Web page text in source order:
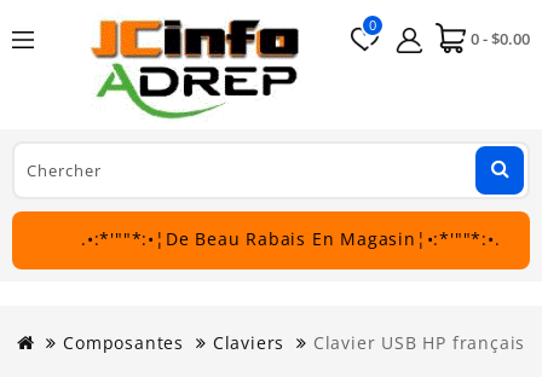
0 - $0.00
0
.•:*'""*:•¦De Beau Rabais En Magasin¦•:*'""*:•.
Composantes Claviers Clavier USB HP français